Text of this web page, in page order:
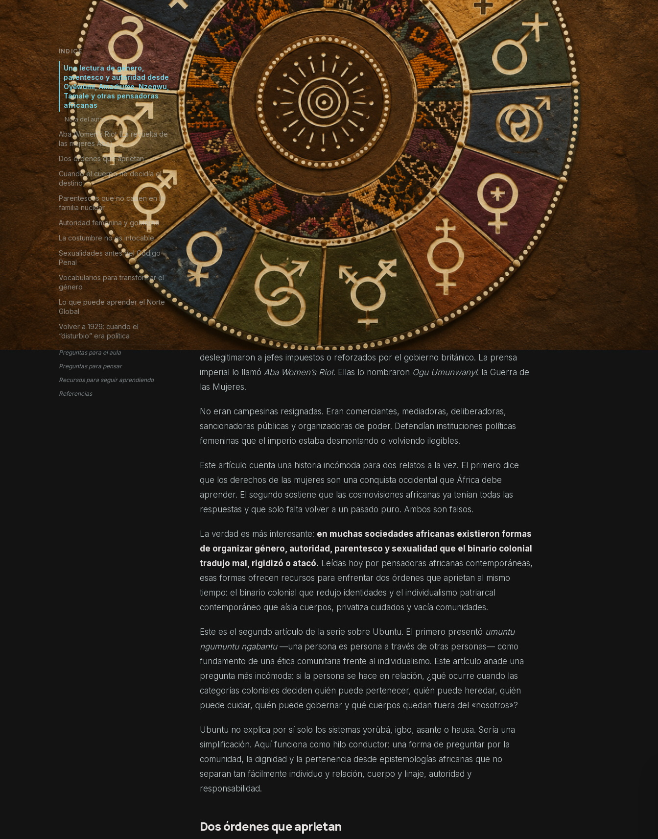
ÍNDICE
Una lectura de género,
parentesco y autoridad desde
Oyěwùmí, Amadiume, Nzegwu,
Tamale y otras pensadoras
africanas
Nota del autor
Aba Women’s Riot (La revuelta de
las mujeres Aba)
Dos órdenes que aprietan
Cuando el cuerpo no decidía el
destino
Parentescos que no caben en la
familia nuclear
Autoridad femenina y gobierno
La costumbre no es intocable
Sexualidades antes del Código
Penal
Vocabularios para transformar el
género
Lo que puede aprender el Norte
Global
Volver a 1929: cuando el
“disturbio” era política
Preguntas para el aula
Preguntas para pensar
Recursos para seguir aprendiendo
Referencias
Una lectura de género, parentesco y autoridad desde
Oyěwùmí, Amadiume, Nzegwu, Tamale y otras pensadoras
africanas
Nota del autor
Escribo desde Barcelona, con el sesgo de quien accede a estas tradiciones
mediante textos académicos, traducciones, conversaciones y vivencias en áfrica
occidental, no desde una inmersión directa en las sociedades que aquí se
nombran. Declararlo no es pedir disculpas, sino recordar que ningún saber es
neutro. Este artículo no habla en nombre de África; intenta acercar un debate a
lectores que, como yo, se aproximan desde fuera y necesitan hacerlo con
respeto, precisión y prudencia.
Aba Women’s Riot(La revuelta de las mujeres Aba)
En noviembre de 1929, decenas de miles de mujeres igbo paralizaron el sureste de
Nigeria: bloquearon mercados, atacaron símbolos de la administración colonial y
deslegitimaron a jefes impuestos o reforzados por el gobierno británico. La prensa
imperial lo llamó Aba Women’s Riot. Ellas lo nombraron Ogu Umunwanyi: la Guerra de
las Mujeres.
No eran campesinas resignadas. Eran comerciantes, mediadoras, deliberadoras,
sancionadoras públicas y organizadoras de poder. Defendían instituciones políticas
femeninas que el imperio estaba desmontando o volviendo ilegibles.
Este artículo cuenta una historia incómoda para dos relatos a la vez. El primero dice
que los derechos de las mujeres son una conquista occidental que África debe
aprender. El segundo sostiene que las cosmovisiones africanas ya tenían todas las
respuestas y que solo falta volver a un pasado puro. Ambos son falsos.
La verdad es más interesante: en muchas sociedades africanas existieron formas
de organizar género, autoridad, parentesco y sexualidad que el binario colonial
tradujo mal, rigidizó o atacó. Leídas hoy por pensadoras africanas contemporáneas,
esas formas ofrecen recursos para enfrentar dos órdenes que aprietan al mismo
tiempo: el binario colonial que redujo identidades y el individualismo patriarcal
contemporáneo que aísla cuerpos, privatiza cuidados y vacía comunidades.
Este es el segundo artículo de la serie sobre Ubuntu. El primero presentó umuntu
ngumuntu ngabantu—una persona es persona a través de otras personas— como
fundamento de una ética comunitaria frente al individualismo. Este artículo añade una
pregunta más incómoda: si la persona se hace en relación, ¿qué ocurre cuando las
categorías coloniales deciden quién puede pertenecer, quién puede heredar, quién
puede cuidar, quién puede gobernar y qué cuerpos quedan fuera del «nosotros»?
Ubuntu no explica por sí solo los sistemas yorùbá, igbo, asante o hausa. Sería una
simplificación. Aquí funciona como hilo conductor: una forma de preguntar por la
comunidad, la dignidad y la pertenencia desde epistemologías africanas que no
separan tan fácilmente individuo y relación, cuerpo y linaje, autoridad y
responsabilidad.
Dos órdenes que aprietan